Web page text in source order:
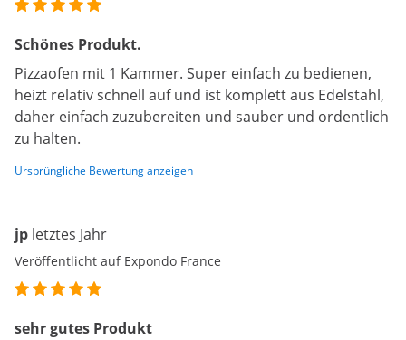
Schönes Produkt.
Pizzaofen mit 1 Kammer. Super einfach zu bedienen,
heizt relativ schnell auf und ist komplett aus Edelstahl,
daher einfach zuzubereiten und sauber und ordentlich
zu halten.
Ursprüngliche Bewertung anzeigen
jp letztes Jahr
Veröffentlicht auf Expondo France
sehr gutes Produkt